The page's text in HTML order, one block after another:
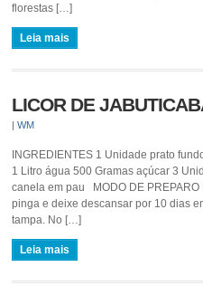
florestas […]
Leia mais
LICOR DE
|WM
INGREDIENTES 1 Unidade prato
1 Litro água 500 Gramas açúcar 3
canela em pau MODO DE
pinga e deixe descansar por 10 dias
tampa. No […]
Leia mais